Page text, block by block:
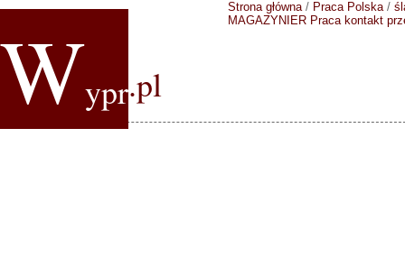
Wypr.pl
Strona główna/ Praca Polska/
MAGAZYNIER Praca kontakt